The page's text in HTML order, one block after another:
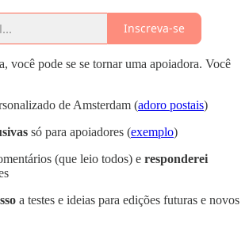
Inscreva-se
você pode se se tornar uma apoiadora. Você
de Amsterdam (adoro postais)
só para apoiadores (exemplo)
(que leio todos) e responderei
a testes e ideias para edições futuras e novos